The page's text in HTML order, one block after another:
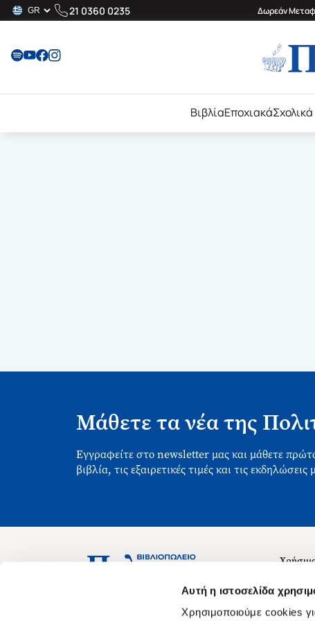
Αυτή η ιστοσελίδα
Χρησιμοποιούμε cookies
21 0360 0235 Δωρεάν
ΒιβλίαΕποχιακά
Μάθετε τα νέα της
Εγγραφείτε στο newsletter μας και μάθετε
βιβλία, τις εξαιρετικές τιμές και τις εκδηλώσεις
Ασκληπιού 1-3, Αθήνα 106 79
Θέσεις